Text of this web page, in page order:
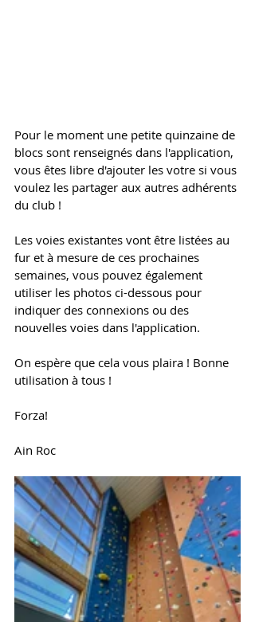
Pour le moment une petite quinzaine de
blocs sont renseignés dans l'application,
vous êtes libre d'ajouter les votre si vous
voulez les partager aux autres adhérents
du club !
Les voies existantes vont être listées au
fur et à mesure de ces prochaines
semaines, vous pouvez également
utiliser les photos ci-dessous pour
indiquer des connexions ou des
nouvelles voies dans l'application.
On espère que cela vous plaira ! Bonne
utilisation à tous !
Forza!
Ain Roc